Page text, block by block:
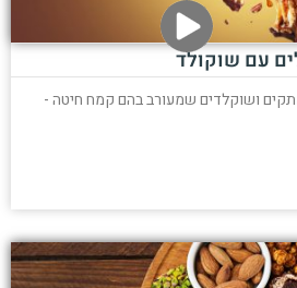
עם שוקולד
ושוקלדים שמעורב בהם קמח חיטה -